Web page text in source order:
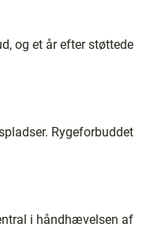
og et år efter støttede
Rygeforbuddet
i håndhævelsen af